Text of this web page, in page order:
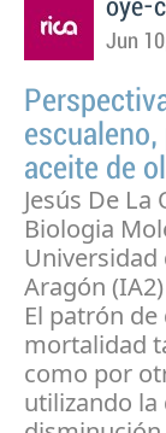
oye-
Jun
aceite de
Jesús De
Biologia
Aragón (IA2)
El patrón
mortalidad
como por
utilizando